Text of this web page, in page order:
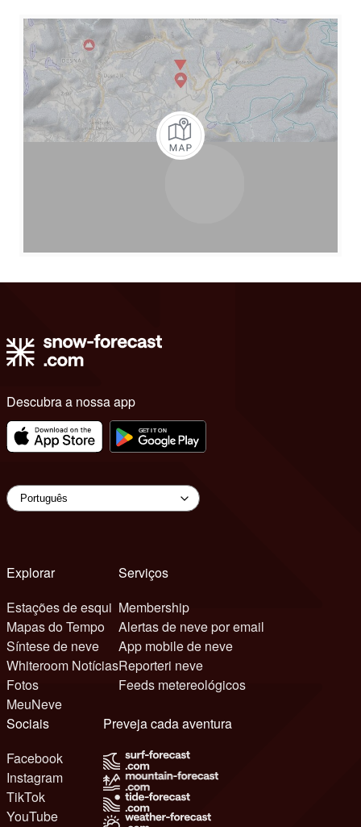
Descubra a nossa app
Explorar
Estações de esqui
Mapas do Tempo
Síntese de neve
Whiteroom Notícias
Fotos
MeuNeve
Serviços
Membership
Alertas de neve por email
App mobile de neve
Reporteri neve
Feeds metereológicos
Sociais
Facebook
Instagram
TikTok
YouTube
Preveja cada aventura